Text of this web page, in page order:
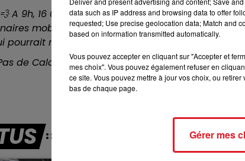
💨 A 9h, 16 000 clients sont privés d’électricité.
mobilisés pour rétablir la quasi-totalité des
ralentir les interventions. Restez prudents !
de Calais (@enedis_npdc)February 21, 2022
data such as IP address and browsing data to offer
requested; Use precise geolocation data; Match and
based on information transmitted automatically.
Vous pouvez accepter en cliquant sur "Accepter et
mes choix". Vous pouvez également refuser en
ce site. Vous pouvez mettre à jour vos choix, ou
bas de chaque page.
Gérer mes